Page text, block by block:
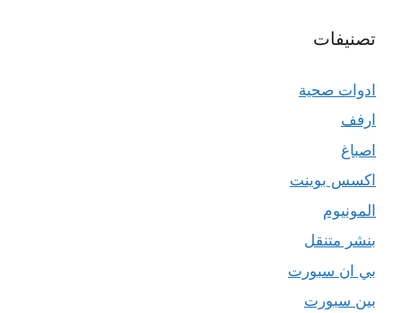
تصنيفات
ادوات صحية
ارفف
اصباغ
اكسس بوينت
المونيوم
بنشر متنقل
بي ان سبورت
بين سبورت